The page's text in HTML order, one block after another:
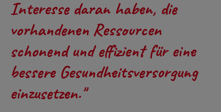
Interesse daran haben, die
vorhandenen Ressourcen
schonend und effizient für eine
bessere Gesundheitsversorgung
einzusetzen."